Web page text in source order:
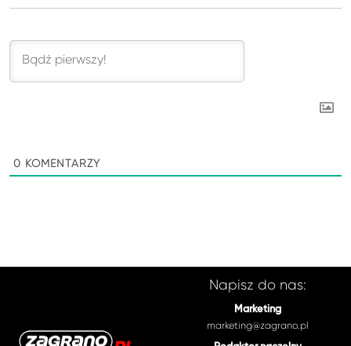
0 KOMENTARZY
Napisz do nas:
Marketing
marketing@zagrano.pl